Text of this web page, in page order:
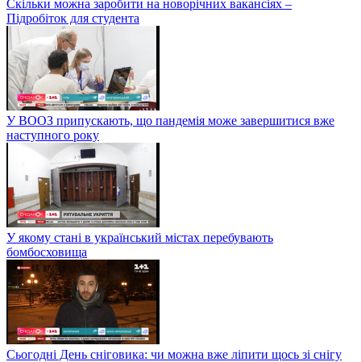
Скільки можна заробити на новорічних вакансіях –
Підробіток для студента
У ВООЗ припускають, що пандемія може завершитися вже
наступного року
У якому стані в український містах перебувають
бомбосховища
Сьогодні День сніговика: чи можна вже ліпити щось зі снігу